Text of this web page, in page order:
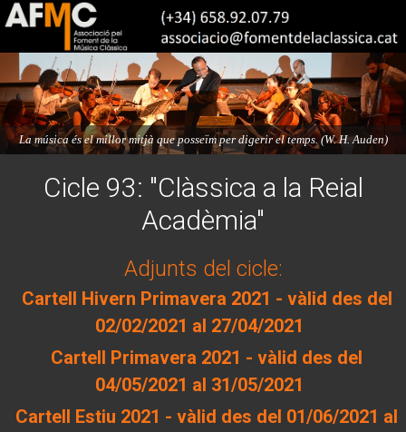
La música és el millor mitjà que posseïm per digerir el temps. (W. H. Auden)
Cicle 93: "Clàssica a la Reial
Acadèmia"
Adjunts del cicle:
Cartell Hivern Primavera 2021 - vàlid des del
02/02/2021 al 27/04/2021
Cartell Primavera 2021 - vàlid des del
04/05/2021 al 31/05/2021
Cartell Estiu 2021 - vàlid des del 01/06/2021 al